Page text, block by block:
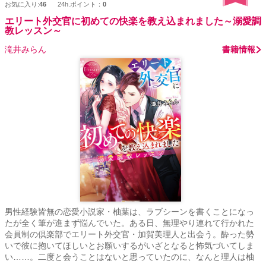
お気に入り:46 24h.ポイント： 0
エリート外交官に初めての快楽を教え込まれました～溺愛調
教レッスン～
滝井みらん 書籍情報
男性経験皆無の恋愛小説家・柚葉は、ラブシーンを書くことになっ
たが全く筆が進まず悩んでいた。ある日、無理やり連れて行かれた
会員制の倶楽部でエリート外交官・加賀美理人と出会う。酔った勢
いで彼に抱いてほしいとお願いするがいざとなると怖気づいてしま
い……。二度と会うことはないと思っていたのに、なんと理人は柚